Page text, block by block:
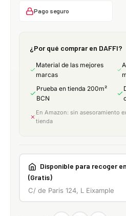
Pago seguro
¿Por qué comprar en DAFFI?
Material de las mejores
marcas
Prueba en tienda 200m²
BCN
En Amazon: sin asesoramiento
tienda
Disponible para recoger
(Gratis)
C/ de Paris 124, L Eixample